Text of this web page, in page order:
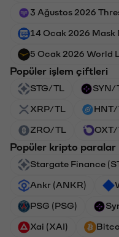
3 Ağustos 2026
14 Ocak 2026 Mask
5 Ocak 2026 World
Popüler işlem çiftleri
STG/TL SYN/
XRP/TL HNT/
ZRO/TL OXT/
Popüler kripto paralar
Stargate Finance
Ankr (ANKR)
PSG (PSG)
Xai (XAI)